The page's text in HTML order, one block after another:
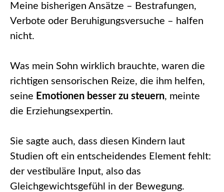
Meine bisherigen Ansätze – Bestrafungen,
Verbote oder Beruhigungsversuche – halfen
nicht.
Was mein Sohn wirklich brauchte, waren die
richtigen sensorischen Reize, die ihm helfen,
seine Emotionen besser zu steuern, meinte
die Erziehungsexpertin.
Sie sagte auch, dass diesen Kindern laut
Studien oft ein entscheidendes Element fehlt:
der vestibuläre Input, also das
Gleichgewichtsgefühl in der Bewegung.